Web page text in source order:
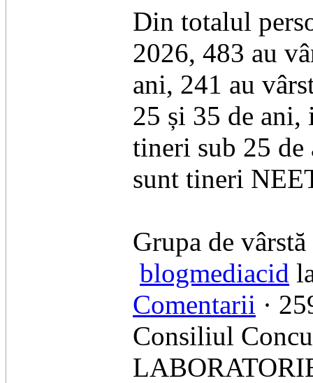
Din totalul
2026, 483 au
ani, 241 au
25 și 35 de ani,
tineri sub 25 de
sunt tineri
Grupa de
blogmediacid
Comentarii ·
Consiliul